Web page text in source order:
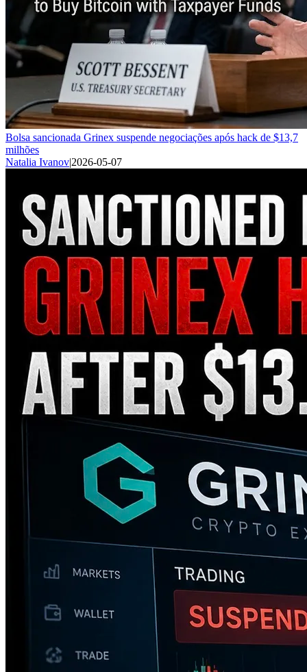
Bolsa sancionada Grinex suspende negociações após hack de $13,7
milhões
Natalia Ivanov|2026-05-07